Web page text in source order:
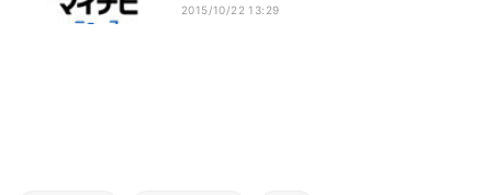
2015/10/22 13:29